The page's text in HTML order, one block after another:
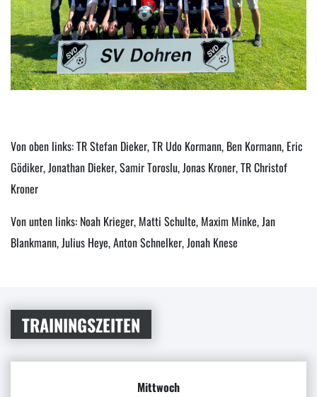
Von oben links: TR Stefan Dieker, TR Udo Kormann, Ben Kormann, Eric
Gödiker, Jonathan Dieker, Samir Toroslu, Jonas Kroner, TR Christof
Kroner
Von unten links: Noah Krieger, Matti Schulte, Maxim Minke, Jan
Blankmann, Julius Heye, Anton Schnelker, Jonah Knese
TRAININGSZEITEN
Mittwoch